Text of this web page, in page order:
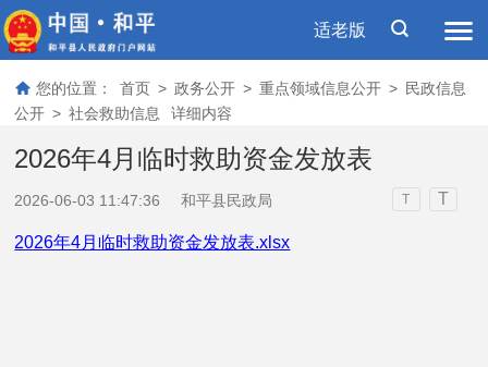
适老版
您的位置： 首页 > 政务公开 > 重点领域信息公开 > 民政信息
公开 > 社会救助信息 详细内容
2026年4月临时救助资金发放表
2026-06-03 11:47:36 和平县民政局 T T
2026年4月临时救助资金发放表.xlsx